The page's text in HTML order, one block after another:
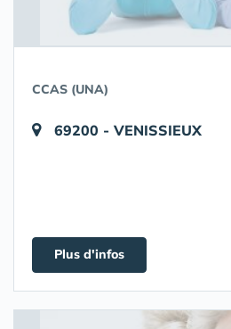
CCAS (UNA)
69200 - VENISSIEUX
Plus d'infos